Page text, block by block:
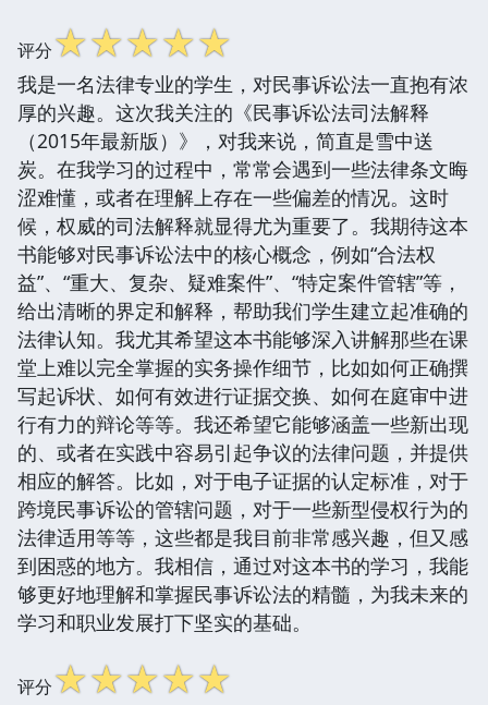
评分☆☆☆☆☆
我是一名法律专业的学生，对民事诉讼法一直抱有浓
厚的兴趣。这次我关注的《民事诉讼法司法解释
（2015年最新版）》，对我来说，简直是雪中送
炭。在我学习的过程中，常常会遇到一些法律条文晦
涩难懂，或者在理解上存在一些偏差的情况。这时
候，权威的司法解释就显得尤为重要了。我期待这本
书能够对民事诉讼法中的核心概念，例如“合法权
益”、“重大、复杂、疑难案件”、“特定案件管辖”等，
给出清晰的界定和解释，帮助我们学生建立起准确的
法律认知。我尤其希望这本书能够深入讲解那些在课
堂上难以完全掌握的实务操作细节，比如如何正确撰
写起诉状、如何有效进行证据交换、如何在庭审中进
行有力的辩论等等。我还希望它能够涵盖一些新出现
的、或者在实践中容易引起争议的法律问题，并提供
相应的解答。比如，对于电子证据的认定标准，对于
跨境民事诉讼的管辖问题，对于一些新型侵权行为的
法律适用等等，这些都是我目前非常感兴趣，但又感
到困惑的地方。我相信，通过对这本书的学习，我能
够更好地理解和掌握民事诉讼法的精髓，为我未来的
学习和职业发展打下坚实的基础。
评分☆☆☆☆☆